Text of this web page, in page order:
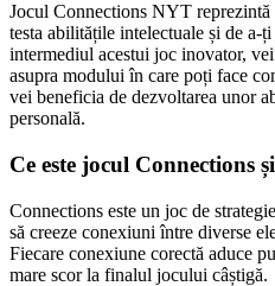
Jocul Connections NYT reprezintă
testa abilitățile intelectuale și de a-
intermediul acestui joc inovator,
asupra modului în care poți face
vei beneficia de dezvoltarea unor
personală.
Ce este jocul Connections
Connections este un joc de
să creeze conexiuni între diverse
Fiecare conexiune corectă aduce
mare scor la finalul jocului câștigă.